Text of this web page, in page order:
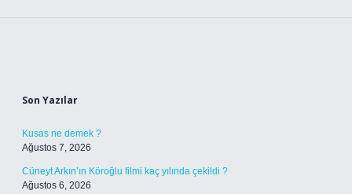
Son Yazılar
Kusas ne demek ?
Ağustos 7, 2026
Cüneyt Arkın’ın Köroğlu filmi kaç yılında çekildi ?
Ağustos 6, 2026